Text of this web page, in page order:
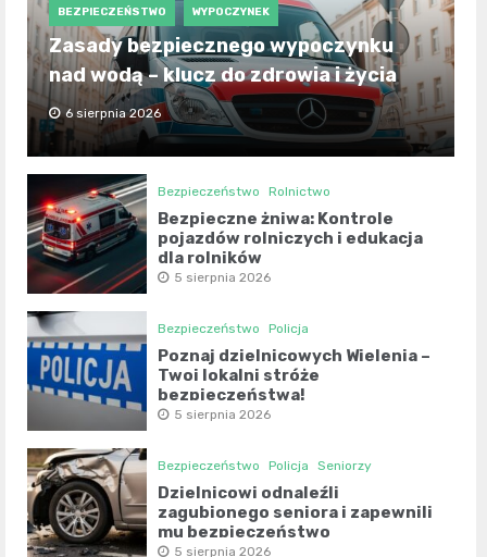
BEZPIECZEŃSTWO WYPOCZYNEK
Zasady bezpiecznego wypoczynku
nad wodą – klucz do zdrowia i życia
6 sierpnia 2026
Bezpieczeństwo Rolnictwo
Bezpieczne żniwa: Kontrole
pojazdów rolniczych i edukacja
dla rolników
5 sierpnia 2026
Bezpieczeństwo Policja
Poznaj dzielnicowych Wielenia –
Twoi lokalni stróże
bezpieczeństwa!
5 sierpnia 2026
Bezpieczeństwo Policja Seniorzy
Dzielnicowi odnaleźli
zagubionego seniora i zapewnili
mu bezpieczeństwo
5 sierpnia 2026